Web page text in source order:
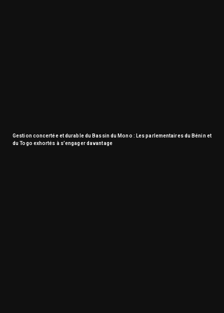
Gestion concertée et durable du Bassin du Mono : Les parlementaires du Bénin et
du Togo exhortés à s’engager davantage